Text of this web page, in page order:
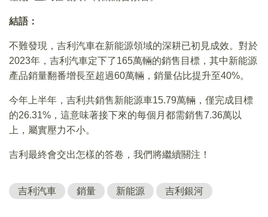
結語：
不難發現，吉利汽車在新能源領域的深耕已初見成效。對於
2023年，吉利汽車定下了165萬輛的銷售目標，其中新能源
產品銷量翻番增長至超過60萬輛，銷量佔比提升至40%。
今年上半年，吉利共銷售新能源車15.79萬輛，僅完成目標
的26.31%，這意味著接下來的每個月都需銷售7.36萬以
上，屬實壓力不小。
吉利最終會交出怎樣的答卷，我們將繼續關注！
吉利汽車 銷量 新能源 吉利銀河